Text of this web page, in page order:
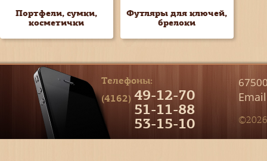
Портфели, сумки,
косметички
Футляры для ключей,
брелоки
Телефоны:
(4162) 49-12-70
51-11-88
53-15-10